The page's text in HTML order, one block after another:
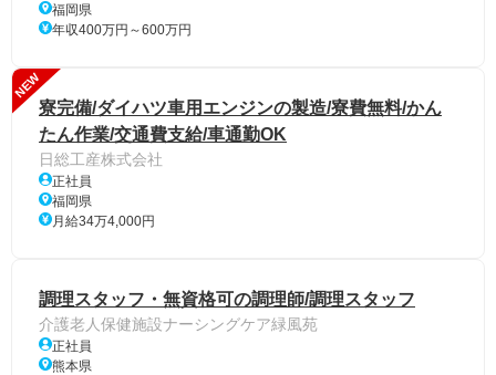
福岡県
年収400万円～600万円
NEW
寮完備/ダイハツ車用エンジンの製造/寮費無料/かん
たん作業/交通費支給/車通勤OK
日総工産株式会社
正社員
福岡県
月給34万4,000円
調理スタッフ・無資格可の調理師/調理スタッフ
介護老人保健施設ナーシングケア緑風苑
正社員
熊本県